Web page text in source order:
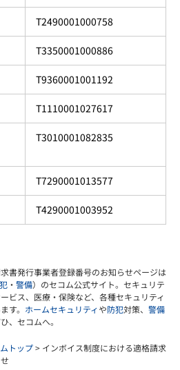
T2490001000758
T3350001000886
T9360001001192
T1110001027617
T3010001082835
T7290001013577
T4290001003952
書発行事業者登録番号のお知らせページは
・ 警備）のセコム公式サイト。セキュリテ
ビス、医療・保険など、各種セキュリティ
す。 ホームセキュリティや防犯対策、 警備
、セコムへ。
トップ> インボイス制度における適格請求